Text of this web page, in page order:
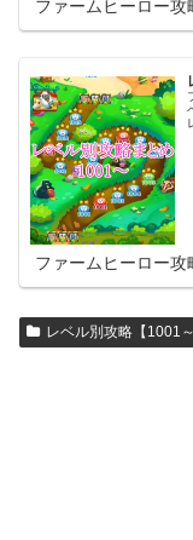
ファームヒーロー攻
ファームヒーロー攻
レベル別攻略【1001～